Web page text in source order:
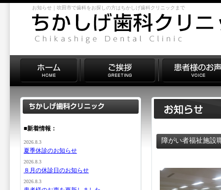
お知らせ｜吹田市で歯科をお探しの方はちかしげ歯科クリニックまで
障がい者福祉施設
■新着情報：
2026.8.3
夏季休診のお知らせ
2026.8.3
８月の休診日のお知らせ
2026.8.3